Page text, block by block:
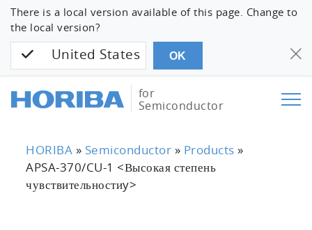
There is a local version available of this page. Change to
the local version?
United States OK
for
Semiconductor
HORIBA » Semiconductor » Products »
APSA-370/CU-1 <Высокая степень
чувствительностиy>